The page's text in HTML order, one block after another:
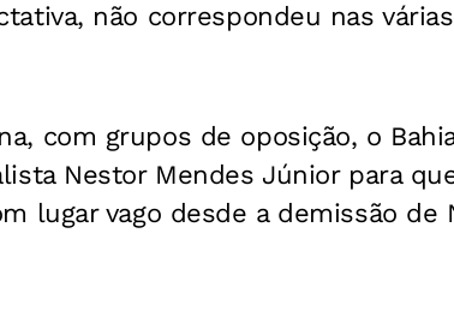
não correspondeu nas
com grupos de oposição, o
Nestor Mendes Júnior para
lugar vago desde a demissão de